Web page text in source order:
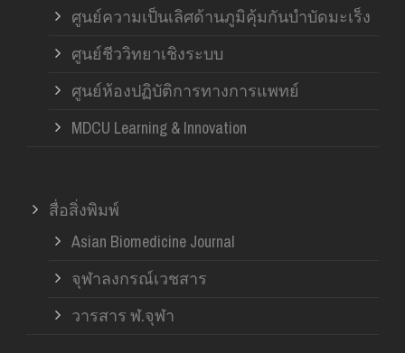
ศูนย์ความเป็นเลิศด้านภูมิคุ้มกันบำบัดมะเร็ง
ศูนย์ชีววิทยาเชิงระบบ
ศูนย์ห้องปฏิบัติการทางการแพทย์
MDCU Learning & Innovation
สื่อสิ่งพิมพ์
Asian Biomedicine Journal
จุฬาลงกรณ์เวชสาร
วารสาร ฬ.จุฬา